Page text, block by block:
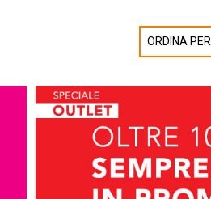
ORDINA PER